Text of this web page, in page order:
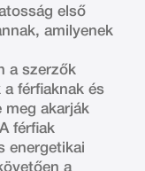
első
amilyenek
a szerzők
férfiaknak és
meg akarják
férfiak
energetikai
a